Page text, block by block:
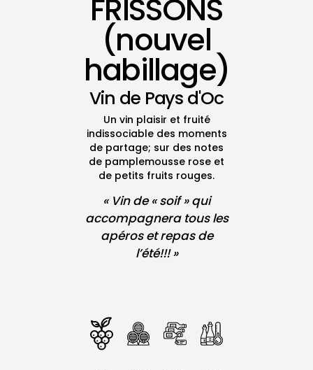
FRISSONS
(nouvel
habillage)
Vin de Pays d'Oc
Un vin plaisir et fruité
indissociable des moments
de partage; sur des notes
de pamplemousse rose et
de petits fruits rouges.
« Vin de « soif » qui
accompagnera tous les
apéros et repas de
l’été!!! »